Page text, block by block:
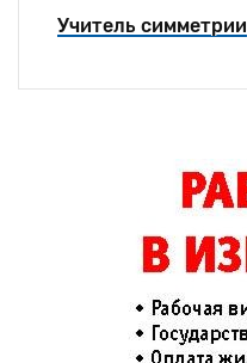
Учитель симметрии